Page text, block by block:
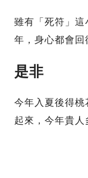
雖有「死符」
年，身心都會回
是非
今年入夏後得
起來，今年貴人